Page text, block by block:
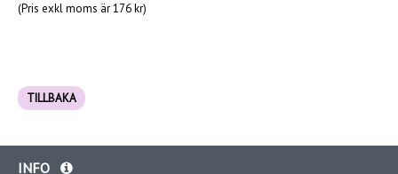
(Pris exkl moms är 176 kr)
TILLBAKA
INFO